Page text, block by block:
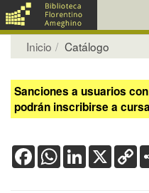
Inicio Catálogo
Sanciones a usuarios
podrán inscribirse a
FacebookWhatsApp
LinkedIn
X